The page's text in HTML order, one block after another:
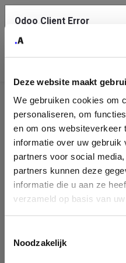
Deze website maakt
We gebruiken cookies om
personaliseren, om
en om ons websiteverkeer
informatie over uw gebruik
partners voor social
partners kunnen deze
informatie die u aan ze
verzameld op basis van
Noodzakelijk
Company
Identification
Please fill in your
You can search a company in
enterprise ID. When a
form. If you don't find your
Odoo Client Error
service.
See details
Ok